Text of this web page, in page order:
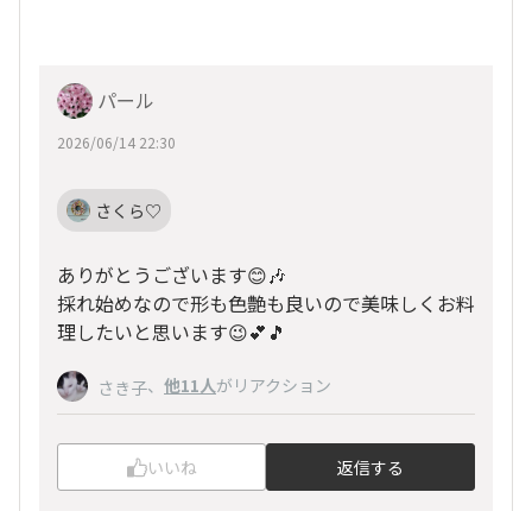
パール
2026/06/14 22:30
さくら♡
ありがとうございます😊🎶
採れ始めなので形も色艶も良いので美味しくお料
理したいと思います😉💕🎵
さき子、 他11人がリアクション
いいね 返信する